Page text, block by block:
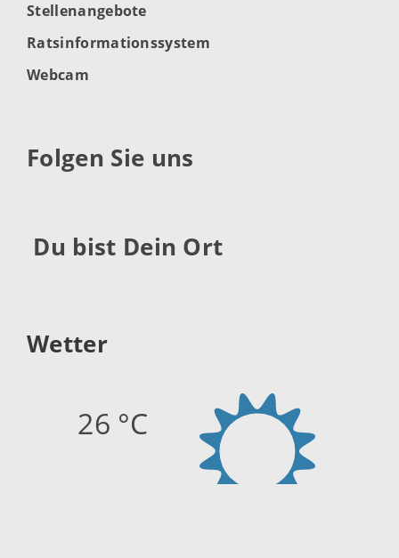
Stellenangebote
Ratsinformationssystem
Webcam
Folgen Sie uns
Du bist Dein Ort
Wetter
26 °C